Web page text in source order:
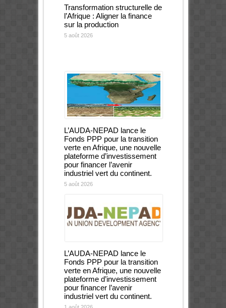
Transformation structurelle de
l’Afrique : Aligner la finance
sur la production
5 août 2026
L’AUDA-NEPAD lance le
Fonds PPP pour la transition
verte en Afrique, une nouvelle
plateforme d’investissement
pour financer l’avenir
industriel vert du continent.
5 août 2026
L’AUDA-NEPAD lance le
Fonds PPP pour la transition
verte en Afrique, une nouvelle
plateforme d’investissement
pour financer l’avenir
industriel vert du continent.